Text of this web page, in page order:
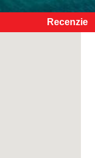
Recenzie